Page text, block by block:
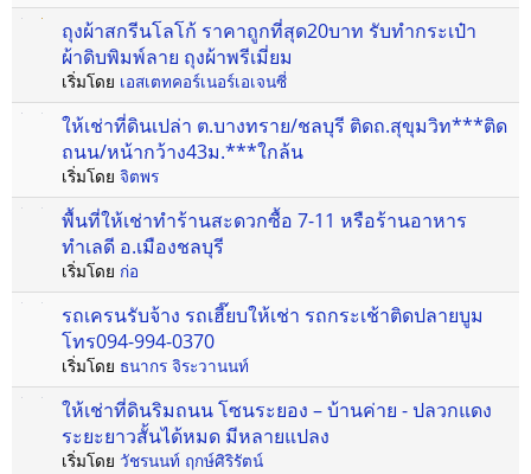
ถุงผ้าสกรีนโลโก้ ราคาถูกที่สุด20บาท รับทำกระเป๋า
ผ้าดิบพิมพ์ลาย ถุงผ้าพรีเมี่ยม
เริ่มโดย เอสเตทคอร์เนอร์เอเจนซี่
ให้เช่าที่ดินเปล่า ต.บางทราย/ชลบุรี ติดถ.สุขุมวิท***ติด
ถนน/หน้ากว้าง43ม.***ใกล้น
เริ่มโดย จิตพร
พื้นที่ให้เช่าทำร้านสะดวกซื้อ 7-11 หรือร้านอาหาร
ทำเลดี อ.เมืองชลบุรี
เริ่มโดย ก่อ
รถเครนรับจ้าง รถเฮี๊ยบให้เช่า รถกระเช้าติดปลายบูม
โทร094-994-0370
เริ่มโดย ธนากร จิระวานนท์
ให้เช่าที่ดินริมถนน โซนระยอง – บ้านค่าย - ปลวกแดง
ระยะยาวสั้นได้หมด มีหลายแปลง
เริ่มโดย วัชรนนท์ ฤกษ์ศิริรัตน์